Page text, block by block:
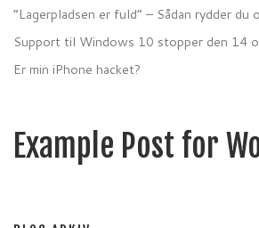
“Lagerpladsen er fuld” – Sådan rydder du
Support til Windows 10 stopper den 14
Er min iPhone hacket?
Example Post for